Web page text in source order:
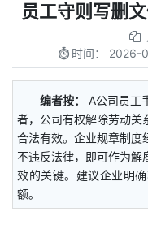
员工守则写删
时间： 2026-
编者按：
A公司员工
者，公司有权解除劳动关
合法有效。企业规章制度
不违反法律，即可作为解
效的关键。建议企业明
额。